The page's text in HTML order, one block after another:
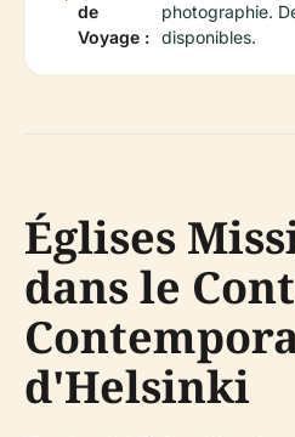
de
Voyage :
photographie.
disponibles.
Églises
dans le
d'Helsinki